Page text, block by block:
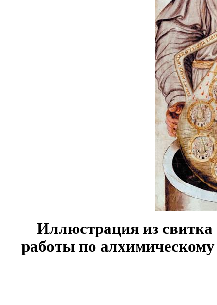
Иллюстрация из
работы по